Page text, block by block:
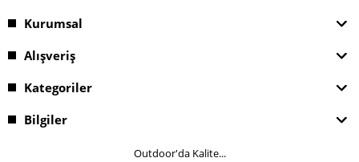
Kurumsal
Alışveriş
Kategoriler
Bilgiler
Outdoor'da Kalite...